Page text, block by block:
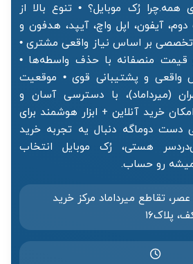
رُک موبایل؟ • تنوع بالا از
آیفون، اپل واچ، آیپد، هدفون و
تخصصی بر اساس نیاز واقعی مشتری •
قیمت منصفانه با حذف واسطه‌ها •
و پشتیبانی قوی • موقعیت
(میرداماد)، با دسترسی آسان و
خرید آنلاین + ابزار هوشمند برای
دوماگه دنبال یه تجربه خرید
هستی، رُک موبایل انتخاب
تقاطع میرداماد مرکز خرید‌
پلاک۱۶